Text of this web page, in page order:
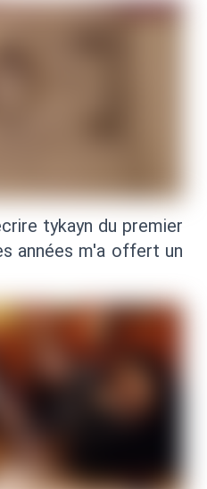
tykayn du premier
années m'a offert un